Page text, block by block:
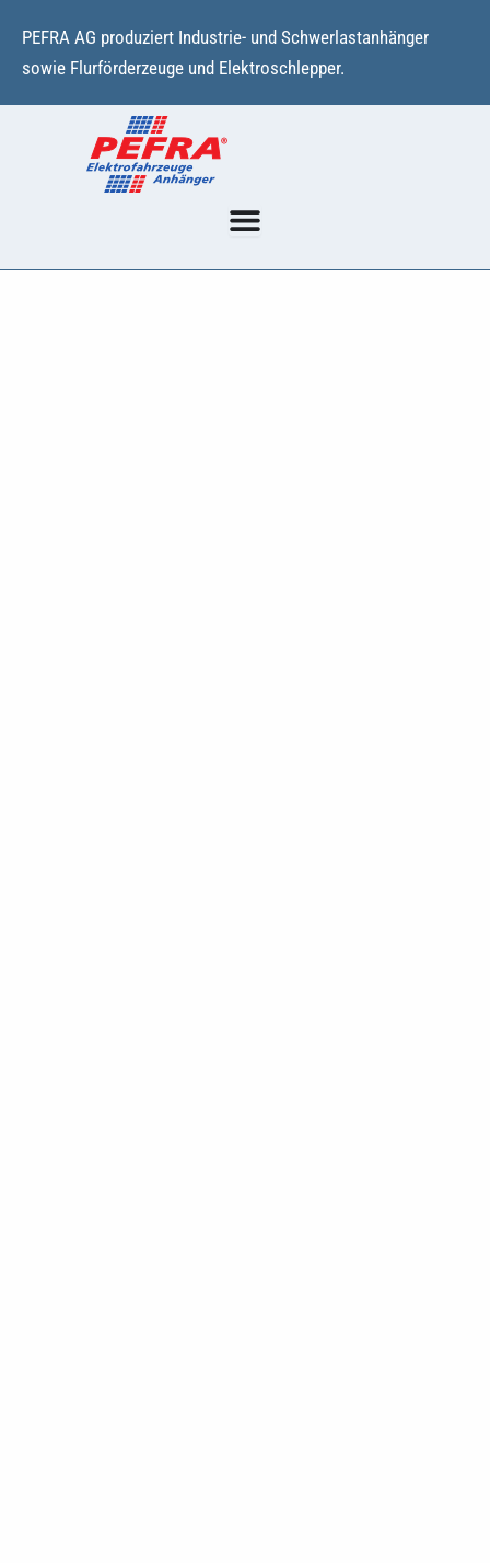
Inhalt
springen
PEFRA AG produziert Industrie- und Schwerlastanhänger
sowie Flurförderzeuge und Elektroschlepper.